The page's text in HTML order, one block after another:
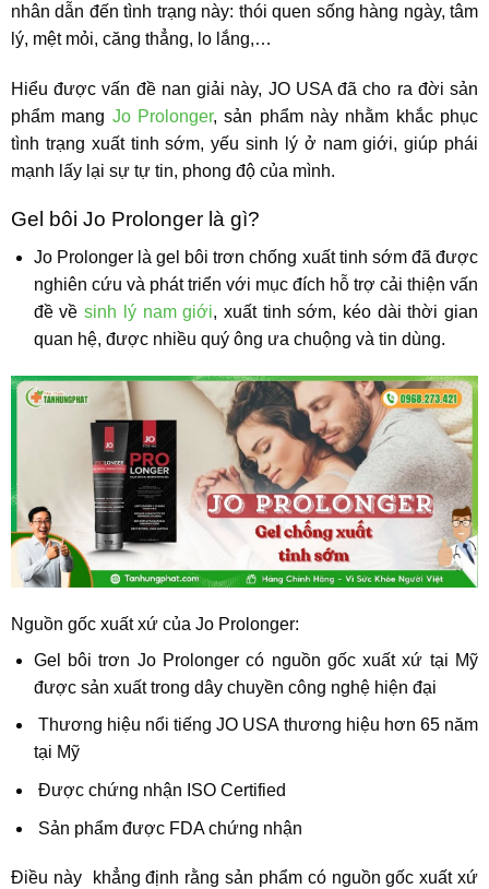
nhân dẫn đến tình trạng này: thói quen sống hàng ngày, tâm
lý, mệt mỏi, căng thẳng, lo lắng,…
Hiểu được vấn đề nan giải này, JO USA đã cho ra đời sản
phẩm mang Jo Prolonger, sản phẩm này nhằm khắc phục
tình trạng xuất tinh sớm, yếu sinh lý ở nam giới, giúp phái
mạnh lấy lại sự tự tin, phong độ của mình.
Gel bôi Jo Prolonger là gì?
Jo Prolonger là gel bôi trơn chống xuất tinh sớm đã được
nghiên cứu và phát triển với mục đích hỗ trợ cải thiện vấn
đề vềsinh lý nam giới, xuất tinh sớm, kéo dài thời gian
quan hệ, được nhiều quý ông ưa chuộng và tin dùng.
Nguồn gốc xuất xứ của Jo Prolonger:
Gel bôi trơn Jo Prolonger có nguồn gốc xuất xứ tại Mỹ
được sản xuất trong dây chuyền công nghệ hiện đại
Thương hiệu nổi tiếng JO USA thương hiệu hơn 65 năm
tại Mỹ
Được chứng nhận ISO Certified
Sản phẩm được FDA chứng nhận
Điều này khẳng định rằng sản phẩm có nguồn gốc xuất xứ